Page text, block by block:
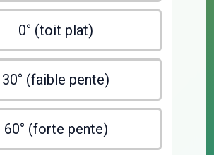
0° (toit plat)
30° (faible pente)
60° (forte pente)